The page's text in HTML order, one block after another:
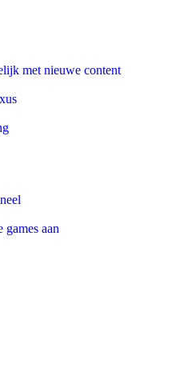
met nieuwe content
aan